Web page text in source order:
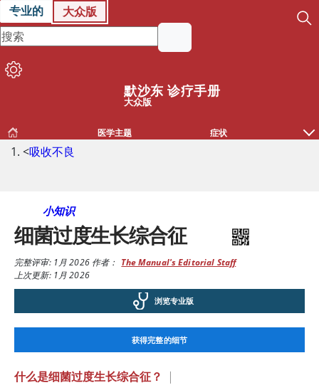
专业的 大众版
默沙东 诊疗手册
大众版
医学主题 症状
<吸收不良
小知识
细菌过度生长综合征
完整评审:1月 2026作者： The Manual's Editorial Staff
上次更新: 1月 2026
浏览专业版
获得完整的细节
什么是细菌过度生长综合征？
|